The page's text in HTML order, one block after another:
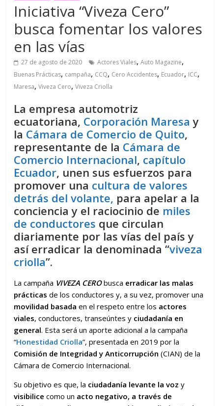
Iniciativa “Viveza Cero”
busca fomentar los valores
en las vías
27 de agosto de 2020 Actores Viales,Auto Magazine,
Buenas Prácticas, campaña, CCQ, Cero Accidentes, Ecuador, ICC,
Maresa,Viveza Cero,Viveza Criolla
La empresa automotriz
ecuatoriana, Corporación Maresa y
la Cámara de Comercio de Quito,
representante de la Cámara de
Comercio Internacional, capítulo
Ecuador, unen sus esfuerzos para
promover una cultura de valores
detrás del volante, para apelar a la
conciencia y el raciocinio de miles
de conductores que circulan
diariamente por las vías del país y
así erradicar la denominada “viveza
criolla”.
La campaña VIVEZA CERObusca erradicar las malas
prácticas de los conductores y, a su vez, promover una
movilidad basada en el respeto entre los actores
viales, conductores, transeúntes y ciudadanía en
general. Esta será un aporte adicional a la campaña
“Honestidad Criolla”, presentada en 2019 por la
Comisión de Integridad y Anticorrupción (CIAN) de la
Cámara de Comercio Internacional.
Su objetivo es que, la ciudadanía levante la voz y
visibilicecomo un acto negativo, a través de